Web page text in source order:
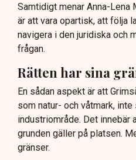
Samtidigt menar Anna-
är att vara opartisk, att följa
navigera i den juridiska och
frågan.
Rätten har sina
En sådan aspekt är att
som natur- och våtmark,
industriområde. Det innebär
grunden gäller på platsen.
gränser.